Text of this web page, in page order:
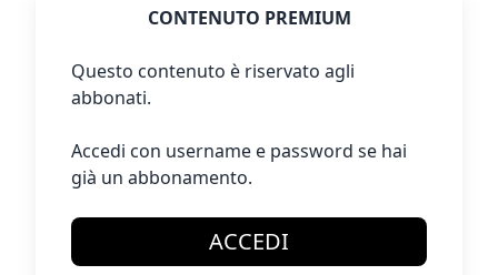
CONTENUTO PREMIUM
Questo contenuto è riservato agli
abbonati.
Accedi con username e password se hai
già un abbonamento.
ACCEDI